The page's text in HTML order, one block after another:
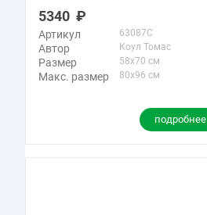
5340
Артикул 63087C
Автор Коул Томас
Размер 58x70 см
Макс. размер 80x96 см
подробнее